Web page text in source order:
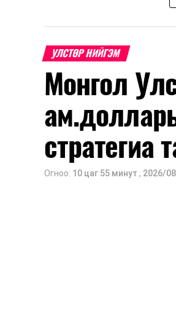
тэмдэглэлт
Урьдчилан
Зайлшгүй
Батлан
Заавал
Санхүүгийн
Харин эрүүл
УЛСТӨР НИЙГЭМ
Монгол
стратегиа
Огноо: 10 цаг 55 минут , 2026/